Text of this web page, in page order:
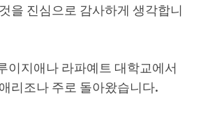
을 진심으로 감사하게 생각합니
이지애나 라파예트 대학교에서
리조나 주로 돌아왔습니다.